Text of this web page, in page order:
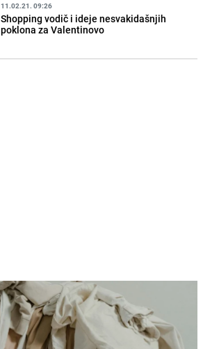
11.02.21. 09:26
Shopping vodič i ideje nesvakidašnjih
poklona za Valentinovo